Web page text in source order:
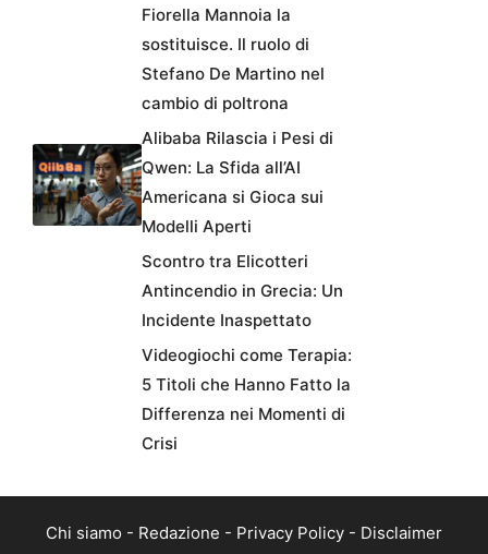
Fiorella Mannoia la
sostituisce. Il ruolo di
Stefano De Martino nel
cambio di poltrona
Alibaba Rilascia i Pesi di
Qwen: La Sfida all’AI
Americana si Gioca sui
Modelli Aperti
Scontro tra Elicotteri
Antincendio in Grecia: Un
Incidente Inaspettato
Videogiochi come Terapia:
5 Titoli che Hanno Fatto la
Differenza nei Momenti di
Crisi
Chi siamo - Redazione - Privacy Policy - Disclaimer